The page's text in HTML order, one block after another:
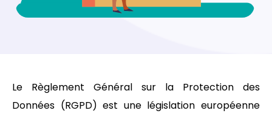
Le Règlement Général sur la Protection des
Données (RGPD) est une législation européenne